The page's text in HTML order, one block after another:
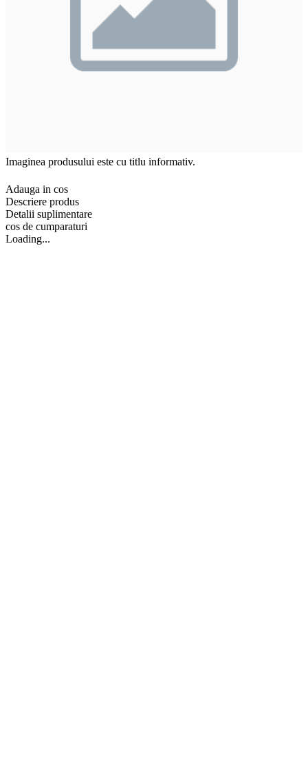
Imaginea produsului este cu titlu informativ.
Adauga in cos
Descriere produs
Detalii suplimentare
cos de cumparaturi
Loading...